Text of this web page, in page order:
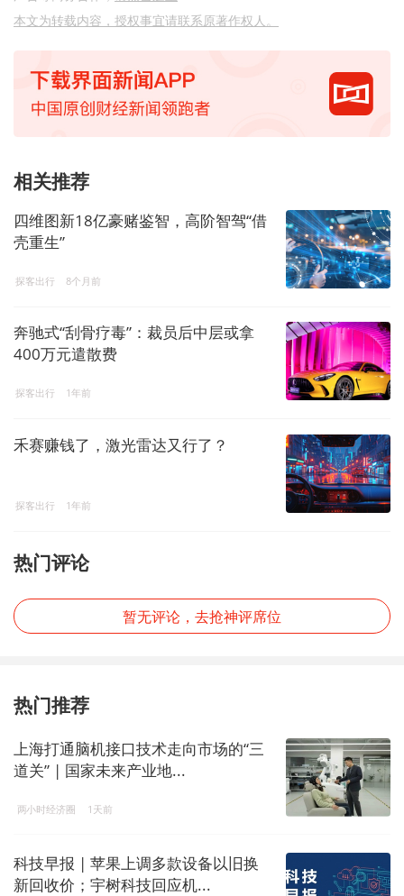
本文为转载内容，授权事宜请联系原著作权人。
相关推荐
四维图新18亿豪赌鉴智，高阶智驾“借
壳重生”
探客出行 8个月前
奔驰式“刮骨疗毒”：裁员后中层或拿
400万元遣散费
探客出行 1年前
禾赛赚钱了，激光雷达又行了？
探客出行 1年前
热门评论
暂无评论，去抢神评席位
热门推荐
上海打通脑机接口技术走向市场的“三
道关” | 国家未来产业地...
两小时经济圈 1天前
科技早报 | 苹果上调多款设备以旧换
新回收价；宇树科技回应机...